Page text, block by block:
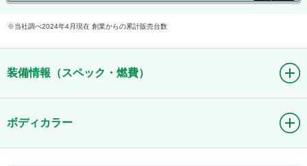
当社調べ2024年4月現在 創業からの累計販売台数
装備情報（スペック・燃費）
ボディカラー